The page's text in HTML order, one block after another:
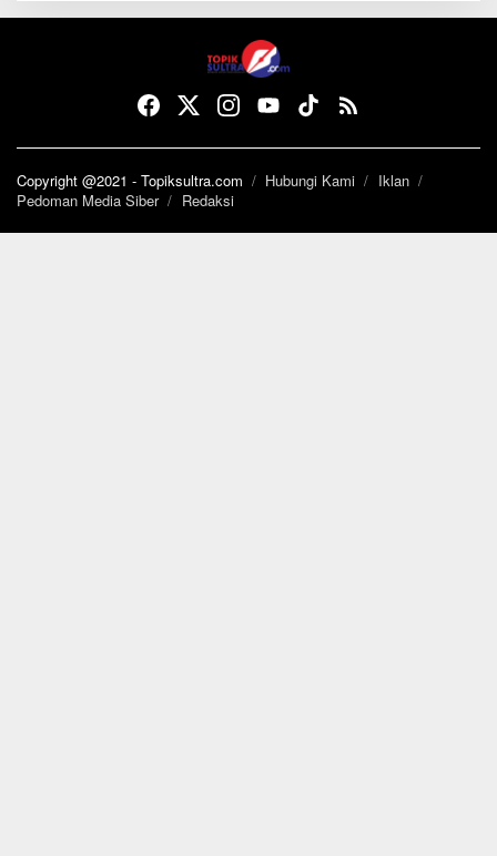
Copyright @2021 - Topiksultra.com Hubungi Kami
Iklan
Pedoman Media Siber
Redaksi